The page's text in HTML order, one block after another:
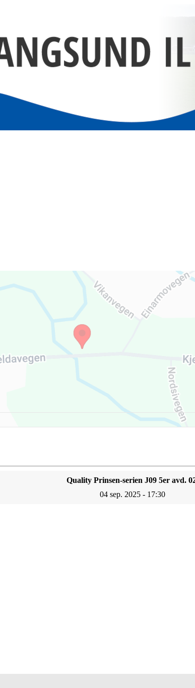
Quality Prinsen-serien J09 5er avd.
04 sep. 2025 - 17:30